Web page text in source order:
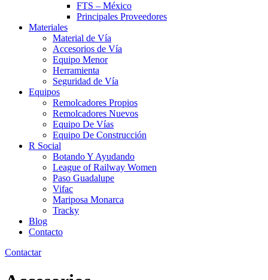
FTS – México
Principales Proveedores
Materiales
Material de Vía
Accesorios de Vía
Equipo Menor
Herramienta
Seguridad de Vía
Equipos
Remolcadores Propios
Remolcadores Nuevos
Equipo De Vías
Equipo De Construcción
R Social
Botando Y Ayudando
League of Railway Women
Paso Guadalupe
Vifac
Mariposa Monarca
Tracky
Blog
Contacto
Contactar